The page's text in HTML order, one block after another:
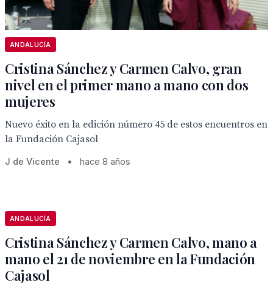
ANDALUCÍA
Cristina Sánchez y Carmen Calvo, gran
nivel en el primer mano a mano con dos
mujeres
Nuevo éxito en la edición número 45 de estos encuentros en
la Fundación Cajasol
J de Vicente • hace 8 años
ANDALUCÍA
Cristina Sánchez y Carmen Calvo, mano a
mano el 21 de noviembre en la Fundación
Cajasol